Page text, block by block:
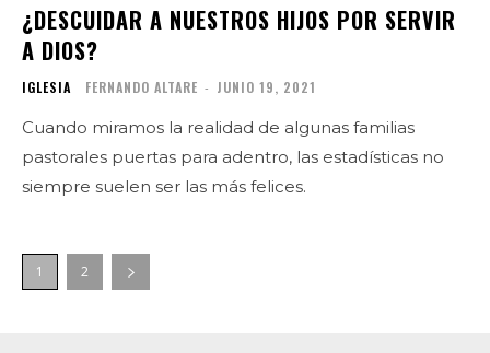
¿DESCUIDAR A NUESTROS HIJOS POR SERVIR
A DIOS?
IGLESIA FERNANDO ALTARE - JUNIO 19, 2021
Cuando miramos la realidad de algunas familias
pastorales puertas para adentro, las estadísticas no
siempre suelen ser las más felices.
1 2